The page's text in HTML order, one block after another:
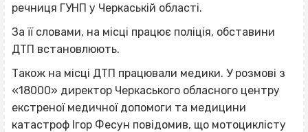
речниця ГУНП у Черкаській області.
За її словами, на місці працює поліція, обставини
ДТП встановлюють.
Також на місці ДТП працювали медики. У розмові з
«18000» директор Черкаського обласного центру
екстреної медичної допомоги та медицини
катастроф Ігор Фесун повідомив, що мотоциклісту